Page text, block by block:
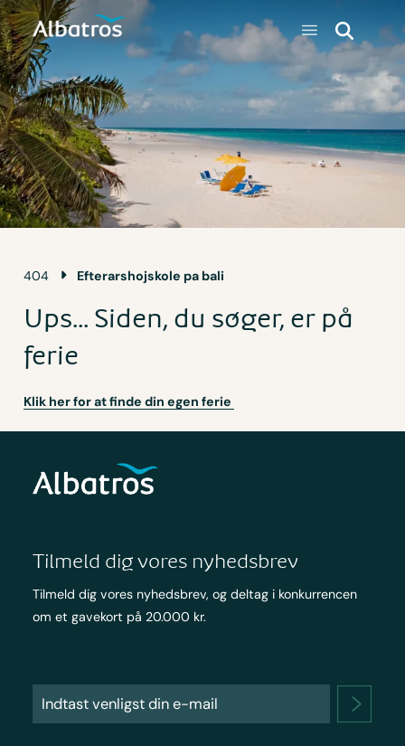
404 Efterarshojskole pa bali
Ups... Siden, du søger, er på
ferie
Klik her for at finde din egen ferie
Tilmeld dig vores nyhedsbrev
Tilmeld dig vores nyhedsbrev, og deltag i konkurrencen
om et gavekort på 20.000 kr.